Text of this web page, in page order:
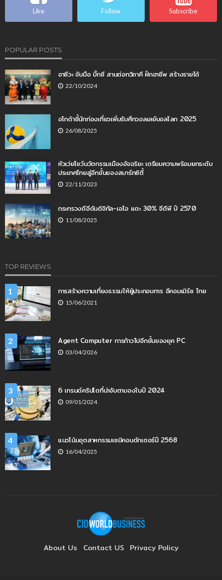
Like Follow Subscribe
POPULAR POSTS
อาชีวะ จับมือ บิ๊กซี สานต่อทวิภาคี ฝึกอาชีพ สร้างรายได้
22/10/2024
อโกด้าชี้นักท่องเที่ยวเพิ่มรับศึกวอลเลย์บอลโลก 2025
26/08/2025
หัวเว่ยโชว์นวัตกรรมเมืองอัจฉริยะ เตรียมความพร้อมยกระดับ
ประเทศไทยสู่อีกขั้นของสมาร์ทซิตี้
22/11/2023
กระทรวงดีอีดันดิจิทัล-เอไอ แตะ 30% จีดีพี ปี 2570
11/08/2025
TOP REVIEWS
1 การสร้างความเที่ยงธรรมให้ผู้ประกอบการ อีคอมเมิร์ซ ไทย
15/06/2021
2 Agent Computer การก้าวไปอีกขั้นของยุค PC
03/04/2026
3 6 เทรนด์คริปโตที่น่าจับตามองในปี 2024
09/01/2024
4 แนวโน้มอุตสาหกรรมเซมิคอนดักเตอร์ปี 2568
16/04/2025
About Us Contact US Privacy Policy